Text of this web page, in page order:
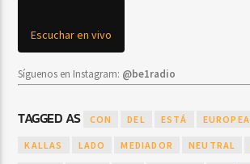
Escuchar en vivo
Síguenos en Instagram: @be1radio
TAGGED AS CON DEL ESTÁ EUROPEA
KALLAS LADO MEDIADOR NEUTRAL